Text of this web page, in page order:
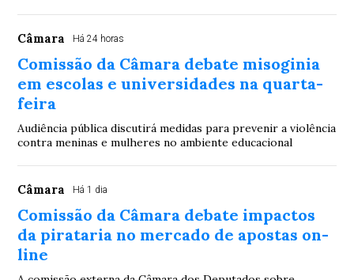
Câmara Há 24 horas
Comissão da Câmara debate misoginia
em escolas e universidades na quarta-
feira
Audiência pública discutirá medidas para prevenir a violência
contra meninas e mulheres no ambiente educacional
Câmara Há 1 dia
Comissão da Câmara debate impactos
da pirataria no mercado de apostas on-
line